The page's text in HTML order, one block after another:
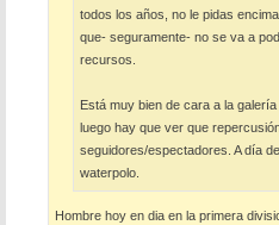
todos los años, no le pidas
que- seguramente- no se va a
recursos.
Está muy bien de cara a la
luego hay que ver que
seguidores/espectadores. A día
waterpolo.
Hombre hoy en dia en la primera